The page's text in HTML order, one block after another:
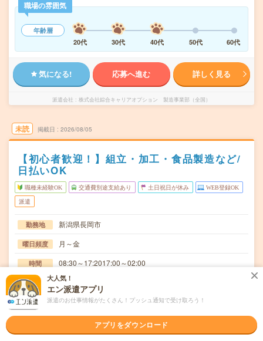
職場の雰囲気
年齢層
20代
30代 40代 50代 60代
気になる! 応募へ進む 詳しく見る
派遣会社 株式会社綜合キャリアオプション 製造事業部（全国）
未読 掲載日 2026/08/05
【初心者歓迎！】組立・加工・食品製造など/
日払いOK
職種未経験OK 交通費別途支給あり 土日祝日が休み WEB登録OK
派遣
勤務地 新潟県長岡市
曜日頻度 月～金
時間 08:30～17:2017:00～02:00
期間 長期でお仕事できる方、大歓迎！
時給 時給1200円
交通費
交通費規定内支給
大人気！
エン派遣アプリ
派遣のお仕事情報がたくさん！プッシュ通知で受け取ろう！
アプリをダウンロード